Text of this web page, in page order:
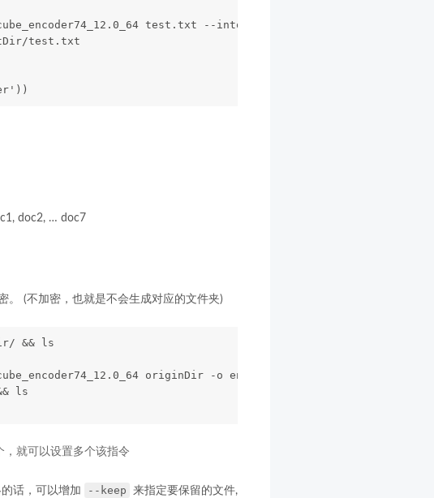
test.txt --into targetDir --add-
test.txt
doc2, … doc7
。 (不加密，也就是不会生成对应的文件夹)
&& ls
originDir -o enDir  --add-comment="Encoded
ls
就可以设置多个该指令
话，可以增加 --keep 来指定要保留的文件,